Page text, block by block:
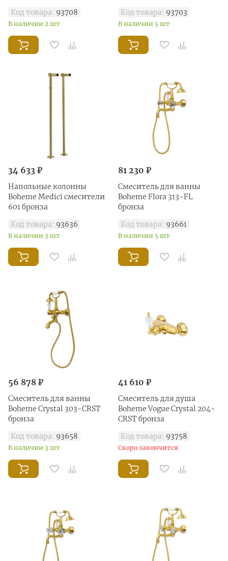
Код товара: 93708
В наличии 2 шт
Код товара: 93703
В наличии 5 шт
34 633 ₽
Напольные колонны
Boheme Medici смесители
601 бронза
Код товара: 93636
В наличии 3 шт
81 230 ₽
Смеситель для ванны
Boheme Flora 313-FL
бронза
Код товара: 93661
В наличии 5 шт
56 878 ₽
Смеситель для ванны
Boheme Crystal 303-CRST
бронза
Код товара: 93658
В наличии 3 шт
41 610 ₽
Смеситель для душа
Boheme Vogue Crystal 204-
CRST бронза
Код товара: 93758
Скоро закончится